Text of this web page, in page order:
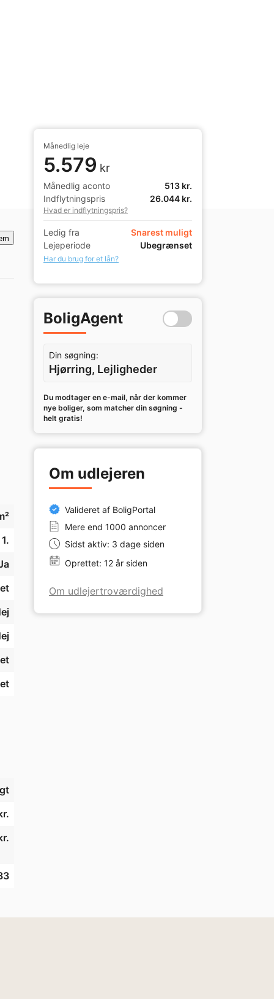
1.
Månedlig leje
5.579 kr
Månedlig aconto
513 kr.
Indflytningspris
26.044 kr.
Hvad er indflytningspris?
Ledig fra
Snarest muligt
Lejeperiode
Ubegrænset
Har du brug for et lån?
BoligAgent
Din søgning:
Hjørring, Lejligheder
Du modtager en e-mail, når der kommer
nye boliger, som matcher din søgning -
helt gratis!
Om udlejeren
Valideret af BoligPortal
Mere end 1000 annoncer
Sidst aktiv: 3 dage siden
Oprettet: 12 år siden
Om udlejertroværdighed